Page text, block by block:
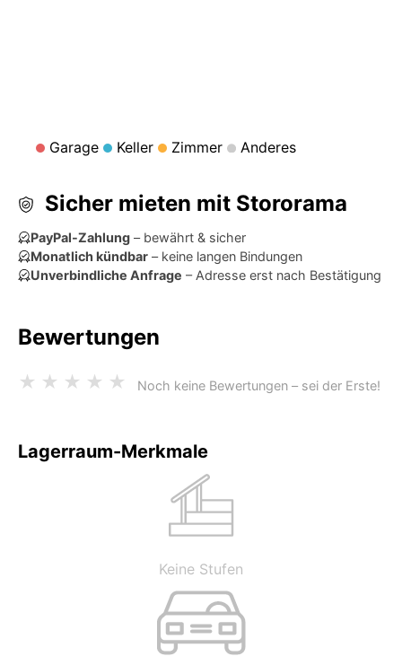
Garage Keller Zimmer Anderes
Sicher mieten mit Stororama
PayPal-Zahlung – bewährt & sicher
Monatlich kündbar – keine langen Bindungen
Unverbindliche Anfrage – Adresse erst nach Bestätigung
Bewertungen
★ ★ ★ ★ ★ Noch keine Bewertungen – sei der Erste!
Lagerraum-Merkmale
Keine Stufen